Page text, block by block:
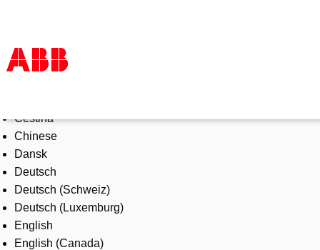
Products & Solutions
Industries
Services
About us
Where to buy
Contact us
Careers
Čeština
Chinese
Dansk
Deutsch
Deutsch (Schweiz)
Deutsch (Luxemburg)
English
English (Canada)